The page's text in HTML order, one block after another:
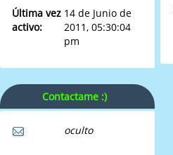
Última vez
activo:
14 de Junio de
2011, 05:30:04
pm
Contactame :)
oculto